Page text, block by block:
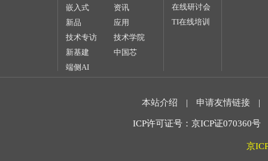
嵌入式
资讯
新品
应用
技术专访
技术学院
新基建
中国芯
端侧AI
在线研讨会
TI在线培训
本站介绍 | 申请友情链接 |
ICP许可证号：京ICP证070360
京